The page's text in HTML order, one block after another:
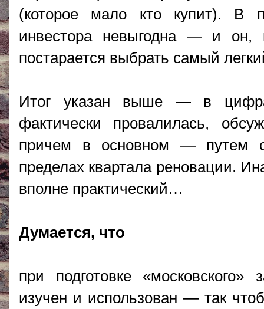
(которое мало кто купит). В
инвестора невыгодна — и он,
постарается выбрать самый
Итог указан выше — в
фактически провалилась,
причем в основном — путем
пределах квартала реновации.
вполне практический…
Думается, что
при подготовке «московского»
изучен и использован — так